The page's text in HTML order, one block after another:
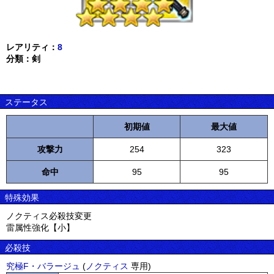
レアリティ： 8
分類：剣
ステータス
初期値 最大値
攻撃力 254 323
命中 95 95
特殊効果
ノクティス必殺技変更
雷属性強化【小】
必殺技
究極F・バラージュ ( ノクティス 専用)